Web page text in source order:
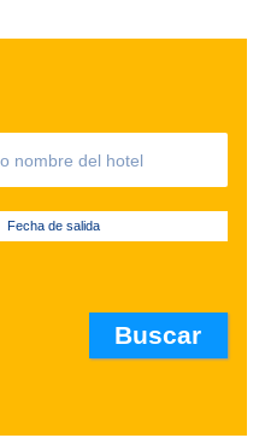
Fecha de salida